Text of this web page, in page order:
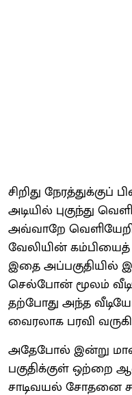
சிறிது
அடியில் புகுந்து
அவ்வாறே
வேலியின் கம்பியைத்
இதை அப்பகுதியில்
செல்போன் மூலம்
தற்போது அந்த
வைரலாக பரவி
அதேபோல் இன்று
பகுதிக்குள் ஒற்றை
சாடிவயல் சோதனை